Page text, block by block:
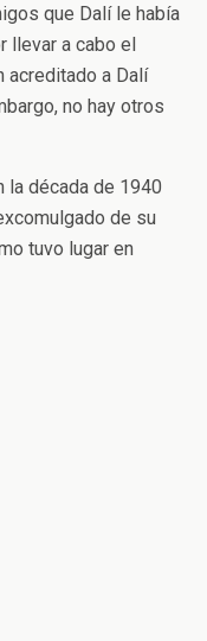
que Dalí le había
llevar a cabo el
acreditado a Dalí
no hay otros
la década de 1940
de su
tuvo lugar en